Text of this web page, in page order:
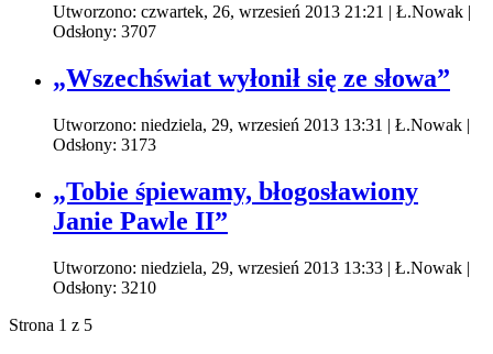
Utworzono: czwartek, 26, wrzesień 2013 21:21 | Ł.Nowak |
Odsłony: 3707
„Wszechświat wyłonił się ze słowa”
Utworzono: niedziela, 29, wrzesień 2013 13:31 | Ł.Nowak |
Odsłony: 3173
„Tobie śpiewamy, błogosławiony
Janie Pawle II”
Utworzono: niedziela, 29, wrzesień 2013 13:33 | Ł.Nowak |
Odsłony: 3210
Strona 1 z 5